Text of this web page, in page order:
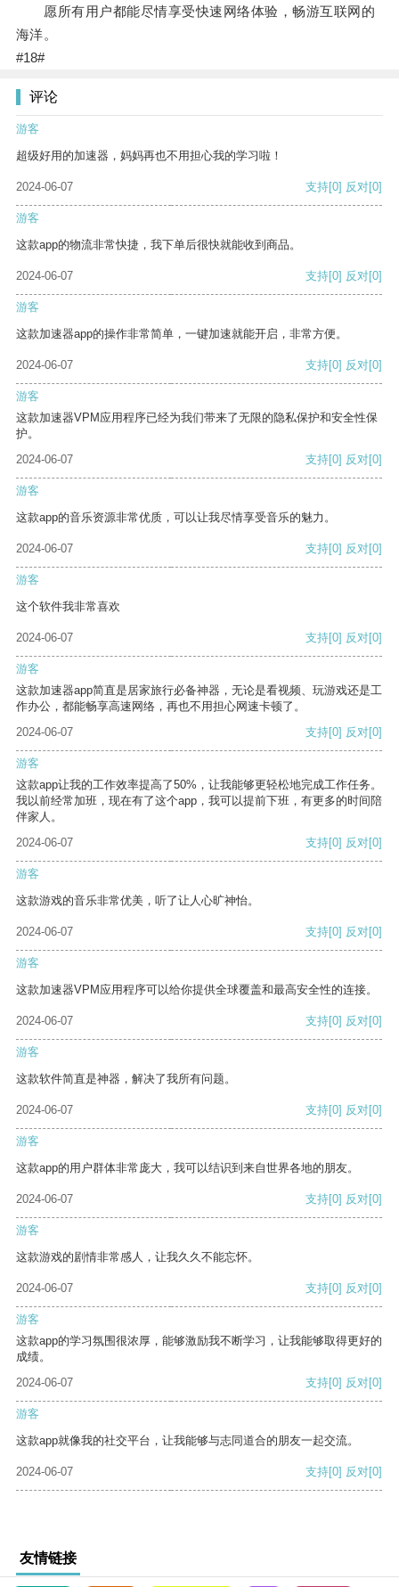
愿所有用户都能尽情享受快速网络体验，畅游互联网的
海洋。
#18#
评论
游客
超级好用的加速器，妈妈再也不用担心我的学习啦！
2024-06-07 支持[0] 反对[0]
游客
这款app的物流非常快捷，我下单后很快就能收到商品。
2024-06-07 支持[0] 反对[0]
游客
这款加速器app的操作非常简单，一键加速就能开启，非常方便。
2024-06-07 支持[0] 反对[0]
游客
这款加速器VPM应用程序已经为我们带来了无限的隐私保护和安全性保
护。
2024-06-07
支持[0] 反对[0]
游客
这款app的音乐资源非常优质，可以让我尽情享受音乐的魅力。
2024-06-07 支持[0] 反对[0]
游客
这个软件我非常喜欢
2024-06-07 支持[0] 反对[0]
游客
这款加速器app简直是居家旅行必备神器，无论是看视频、玩游戏还是工
作办公，都能畅享高速网络，再也不用担心网速卡顿了。
2024-06-07
支持[0] 反对[0]
游客
这款app让我的工作效率提高了50%，让我能够更轻松地完成工作任务。
我以前经常加班，现在有了这个app，我可以提前下班，有更多的时间陪
伴家人。
2024-06-07
支持[0] 反对[0]
游客
这款游戏的音乐非常优美，听了让人心旷神怡。
2024-06-07 支持[0] 反对[0]
游客
这款加速器VPM应用程序可以给你提供全球覆盖和最高安全性的连接。
2024-06-07 支持[0] 反对[0]
游客
这款软件简直是神器，解决了我所有问题。
2024-06-07 支持[0] 反对[0]
游客
这款app的用户群体非常庞大，我可以结识到来自世界各地的朋友。
2024-06-07 支持[0] 反对[0]
游客
这款游戏的剧情非常感人，让我久久不能忘怀。
2024-06-07 支持[0] 反对[0]
游客
这款app的学习氛围很浓厚，能够激励我不断学习，让我能够取得更好的
成绩。
2024-06-07
支持[0] 反对[0]
游客
这款app就像我的社交平台，让我能够与志同道合的朋友一起交流。
2024-06-07 支持[0] 反对[0]
友情链接